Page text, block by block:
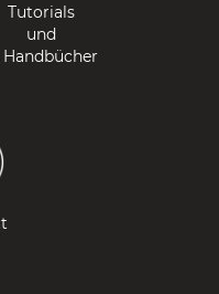
Tutorials
und
Handbücher